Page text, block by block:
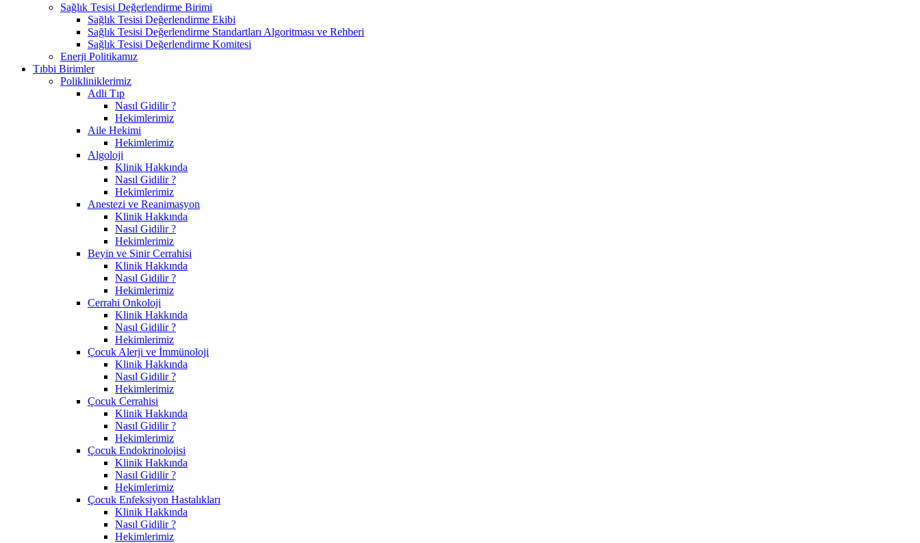
Sağlık Tesisi Değerlendirme Birimi
Sağlık Tesisi Değerlendirme Ekibi
Sağlık Tesisi Değerlendirme Standartları Algoritması ve Rehberi
Sağlık Tesisi Değerlendirme Komitesi
Enerji Politikamız
Tıbbi Birimler
Polikliniklerimiz
Adli Tıp
Nasıl Gidilir ?
Hekimlerimiz
Aile Hekimi
Hekimlerimiz
Algoloji
Klinik Hakkında
Nasıl Gidilir ?
Hekimlerimiz
Anestezi ve Reanimasyon
Klinik Hakkında
Nasıl Gidilir ?
Hekimlerimiz
Beyin ve Sinir Cerrahisi
Klinik Hakkında
Nasıl Gidilir ?
Hekimlerimiz
Cerrahi Onkoloji
Klinik Hakkında
Nasıl Gidilir ?
Hekimlerimiz
Çocuk Alerji ve İmmünoloji
Klinik Hakkında
Nasıl Gidilir ?
Hekimlerimiz
Çocuk Cerrahisi
Klinik Hakkında
Nasıl Gidilir ?
Hekimlerimiz
Çocuk Endokrinolojisi
Klinik Hakkında
Nasıl Gidilir ?
Hekimlerimiz
Çocuk Enfeksiyon Hastalıkları
Klinik Hakkında
Nasıl Gidilir ?
Hekimlerimiz